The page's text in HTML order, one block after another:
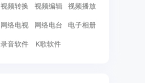
视频转换 视频编辑 视频播放
网络电视 网络电台 电子相册
录音软件 K歌软件